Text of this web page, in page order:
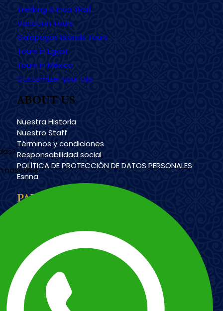
nosotros
Trekking & Inca TRail
Vacation Tours
Galapagos Islands Tours
Tours in Egypt
Tours in México
Customizer your trip
ABOUT US
Nuestra Historia
Nuestro Staff
Términos y condiciones
Responsabilidad social
POLÍTICA DE PROTECCIÓN DE DATOS PERSONALES
Esnna
PAYMENT METHODS
Imagen